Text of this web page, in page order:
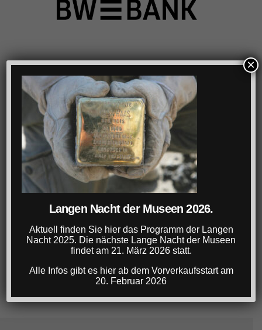
Langen Nacht der Museen 2026.
Aktuell finden Sie hier das Programm der Langen
Nacht 2025. Die nächste Lange Nacht der Museen
findet am 21. März 2026 statt.
Alle Infos gibt es hier ab dem Vorverkaufsstart am
20. Februar 2026
×